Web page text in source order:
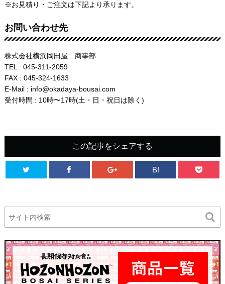
※お見積り・ご注文は下記より承ります。
お問い合わせ先
株式会社横浜岡田屋 商事部
TEL : 045-311-2059
FAX : 045-324-1633
E-Mail : info@okadaya-bousai.com
受付時間 : 10時〜17時(土・日・祝日は除く)
この記事をシェアする
B!